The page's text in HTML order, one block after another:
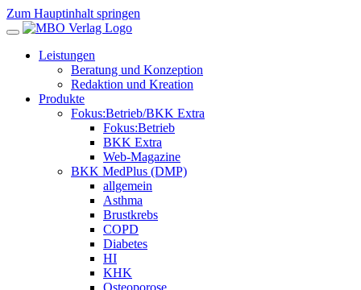
Zum Hauptinhalt springen
Leistungen
Beratung und Konzeption
Redaktion und Kreation
Produkte
Fokus:Betrieb/BKK Extra
Fokus:Betrieb
BKK Extra
Web-Magazine
BKK MedPlus (DMP)
allgemein
Asthma
Brustkrebs
COPD
Diabetes
HI
KHK
Osteoporose